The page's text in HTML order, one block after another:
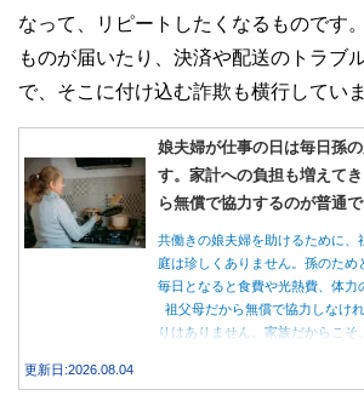
なって、リピートしたくなるものです
ものが届いたり、決済や配送のトラブ
で、そこに付け込む詐欺も横行していま
娘夫婦が仕事の日は毎日孫
す。家計への負担も増えて
ら無償で協力するのが普通
共働きの娘夫婦を助けるために、
庭は珍しくありません。孫のため
毎日となると食費や光熱費、体力
祖父母だから無償で協力しなけ
りはありません。家族だからこそ
更新日:2026.08.04